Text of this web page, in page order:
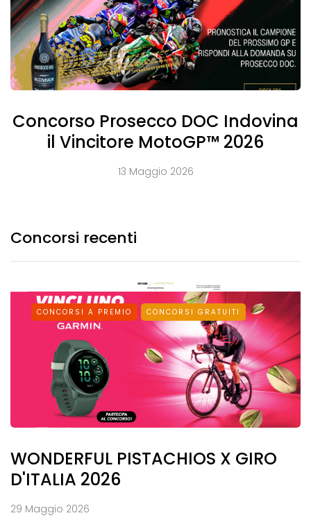
Concorso Prosecco DOC Indovina
il Vincitore MotoGP™ 2026
13 Maggio 2026
Concorsi recenti
CONCORSI A PREMIO CONCORSI GRATUITI
WONDERFUL PISTACHIOS X GIRO
D'ITALIA 2026
29 Maggio 2026